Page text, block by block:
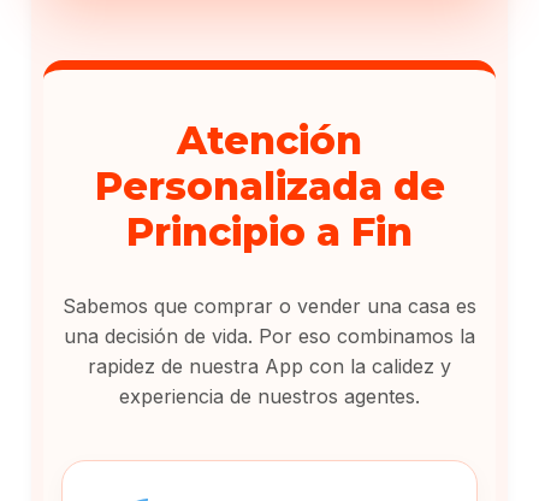
Atención
Personalizada de
Principio a Fin
Sabemos que comprar o vender una casa es
una decisión de vida. Por eso combinamos la
rapidez de nuestra App con la calidez y
experiencia de nuestros agentes.